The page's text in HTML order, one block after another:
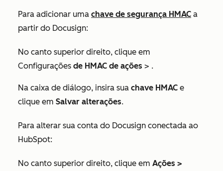
Para adicionar uma chave de segurança HMAC a
partir do Docusign:
No canto superior direito, clique em
Configurações de HMAC de ações > .
Na caixa de diálogo, insira sua chave HMAC e
clique em Salvar alterações.
Para alterar sua conta do Docusign conectada ao
HubSpot:
No canto superior direito, clique em Ações >